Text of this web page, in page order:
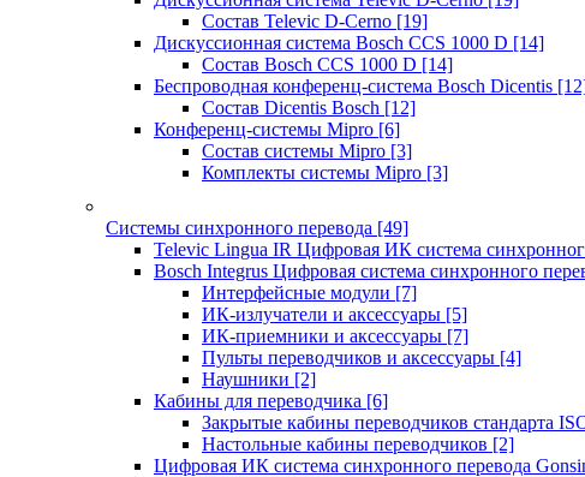
Состав Televic D-Cerno [19]
Дискуссионная система Bosch CCS 1000 D [14]
Состав Bosch CCS 1000 D [14]
Беспроводная конференц-система Bosch Dicentis
Состав Dicentis Bosch [12]
Конференц-системы Mipro [6]
Состав системы Mipro [3]
Комплекты системы Mipro [3]
Системы синхронного перевода [49]
Televic Lingua IR Цифровая ИК система
Bosch Integrus Цифровая система синхронного
Интерфейсные модули [7]
ИК-излучатели и аксессуары [5]
ИК-приемники и аксессуары [7]
Пульты переводчиков и аксессуары [4]
Наушники [2]
Кабины для переводчика [6]
Закрытые кабины переводчиков стандарта
Настольные кабины переводчиков [2]
Цифровая ИК система синхронного перевода